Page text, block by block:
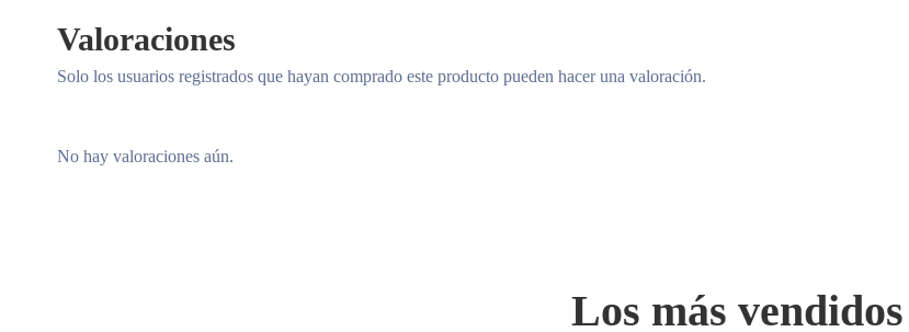
Valoraciones
No hay valoraciones aún.
Solo los usuarios registrados que hayan comprado este producto pueden hacer una valoración.
Los más vendidos